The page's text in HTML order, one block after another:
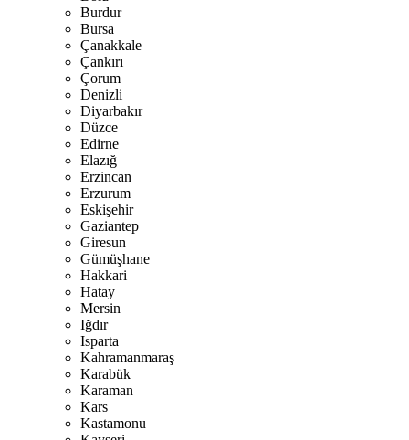
Burdur
Bursa
Çanakkale
Çankırı
Çorum
Denizli
Diyarbakır
Düzce
Edirne
Elazığ
Erzincan
Erzurum
Eskişehir
Gaziantep
Giresun
Gümüşhane
Hakkari
Hatay
Mersin
Iğdır
Isparta
Kahramanmaraş
Karabük
Karaman
Kars
Kastamonu